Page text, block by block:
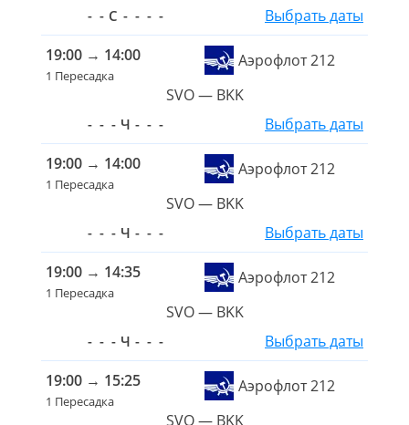
- - С - - - -
Выбрать даты
19:00 → 14:00
1 Пересадка
Аэрофлот 212
SVO — BKK
- - - Ч - - -
Выбрать даты
19:00 → 14:00
1 Пересадка
Аэрофлот 212
SVO — BKK
- - - Ч - - -
Выбрать даты
19:00 → 14:35
1 Пересадка
Аэрофлот 212
SVO — BKK
- - - Ч - - -
Выбрать даты
19:00 → 15:25
1 Пересадка
Аэрофлот 212
SVO — BKK